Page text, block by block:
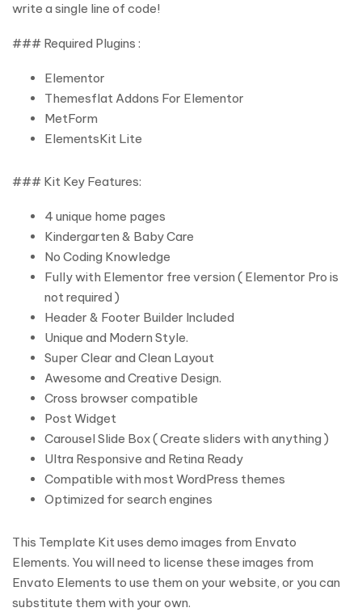
write a single line of code!
### Required Plugins :
Elementor
Themesflat Addons For Elementor
MetForm
ElementsKit Lite
### Kit Key Features:
4 unique home pages
Kindergarten & Baby Care
No Coding Knowledge
Fully with Elementor free version ( Elementor Pro is
not required )
Header & Footer Builder Included
Unique and Modern Style.
Super Clear and Clean Layout
Awesome and Creative Design.
Cross browser compatible
Post Widget
Carousel Slide Box ( Create sliders with anything )
Ultra Responsive and Retina Ready
Compatible with most WordPress themes
Optimized for search engines
This Template Kit uses demo images from Envato
Elements. You will need to license these images from
Envato Elements to use them on your website, or you can
substitute them with your own.